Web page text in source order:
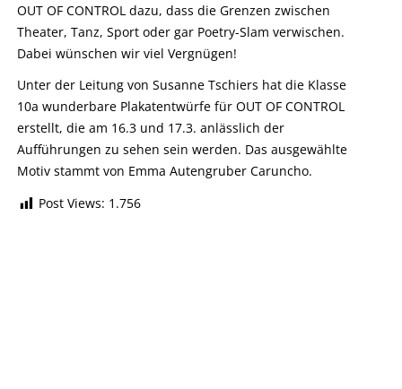
OUT OF CONTROL dazu, dass die Grenzen zwischen
Theater, Tanz, Sport oder gar Poetry-Slam verwischen.
Dabei wünschen wir viel Vergnügen!
Unter der Leitung von Susanne Tschiers hat die Klasse
10a wunderbare Plakatentwürfe für OUT OF CONTROL
erstellt, die am 16.3 und 17.3. anlässlich der
Aufführungen zu sehen sein werden. Das ausgewählte
Motiv stammt von Emma Autengruber Caruncho.
Post Views: 1.756